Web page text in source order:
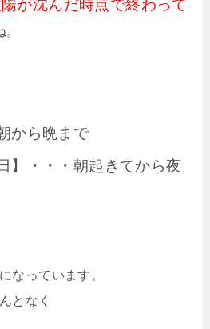
が沈んだ時点で終わって
から晩まで
】・・・朝起きてから夜
なっています。
となく